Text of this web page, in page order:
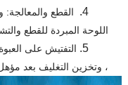
4.
القطع
اللوحة المبردة للقطع
5. التفتيش على
، وتخزين التغليف بعد